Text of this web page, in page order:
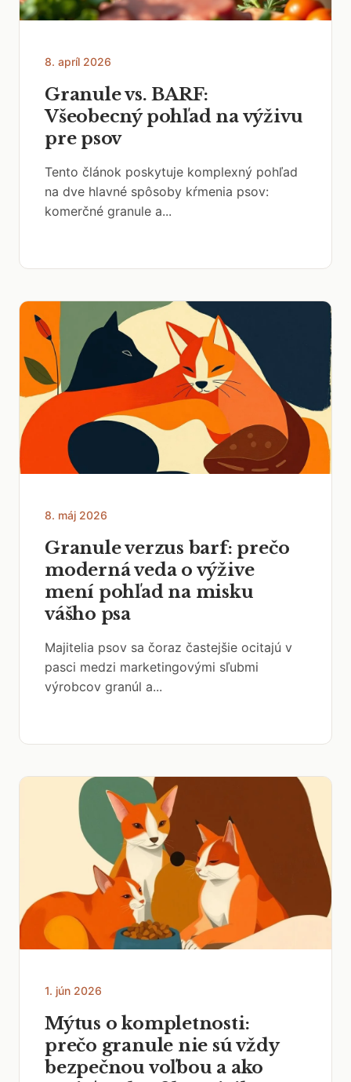
8. apríl 2026
Granule vs. BARF:
Všeobecný pohľad na výživu
pre psov
Tento článok poskytuje komplexný pohľad
na dve hlavné spôsoby kŕmenia psov:
komerčné granule a...
8. máj 2026
Granule verzus barf: prečo
moderná veda o výžive
mení pohľad na misku
vášho psa
Majitelia psov sa čoraz častejšie ocitajú v
pasci medzi marketingovými sľubmi
výrobcov granúl a...
1. jún 2026
Mýtus o kompletnosti:
prečo granule nie sú vždy
bezpečnou voľbou a ako